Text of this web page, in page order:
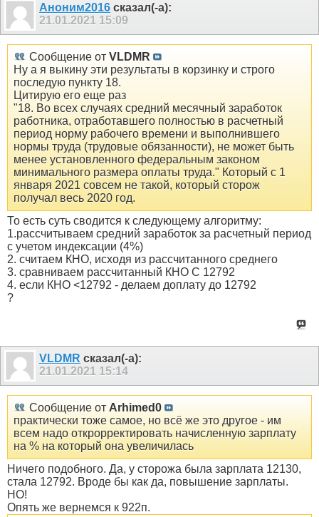
Аноним2016 сказал(-а):
21.01.2021 15:09
Сообщение от VLDMR
Ну а я выкину эти результаты в корзинку и строго
последую пункту 18.
Цитирую его еще раз
"18. Во всех случаях средний месячный заработок
работника, отработавшего полностью в расчетный
период норму рабочего времени и выполнившего
нормы труда (трудовые обязанности), не может быть
менее установленного федеральным законом
минимального размера оплаты труда." Который с 1
января 2021 совсем не такой, который сторож
получал весь 2020 год.
То есть суть сводится к следующему алгоритму:
1.рассчитываем средний заработок за расчетный период
с учетом индексации (4%)
2. считаем КНО, исходя из рассчитанного среднего
3. сравниваем рассчитанный КНО С 12792
4. если КНО <12792 - делаем доплату до 12792
?
VLDMR сказал(-а):
21.01.2021 15:14
Сообщение от Arhimed0
практически тоже самое, но всё же это другое - им
всем надо открорректировать начисленную зарплату
на % на который она увеличилась
Ничего подобного. Да, у сторожа была зарплата 12130,
стала 12792. Вроде бы как да, повышение зарплаты.
НО!
Опять же вернемся к 922п.